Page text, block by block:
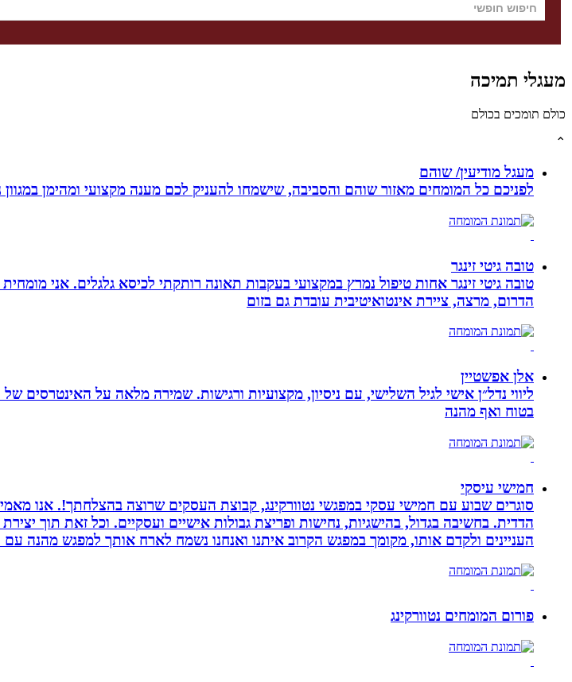
מעגלי תמיכה
כולם תומכים בכולם
⌃
מעגל מודיעין/ שוהם
לפניכם כל המומחים מאזור שוהם והסביבה, שישמחו להעניק לכם מענה מקצועי ומהימן במגוון
טובה גיטי זינגר
הדרום, מרצה, ציירת אינטואיטיבית עובדת גם בזום
אלן אפשטיין
ליווי נדל״ן אישי לגיל השלישי, עם ניסיון, מקצועיות ורגישות. שמירה מלאה על האינטרסים
בטוח ואף מהנה
חמישי עיסקי
סוגרים שבוע עם חמישי עסקי במפגשי נטוורקינג, קבוצת העסקים שרוצה בהצלחתך!. אנו
הדדית. בחשיבה בגדול, בהישגיות, נחישות ופריצת גבולות אישיים ועסקיים. וכל זאת תוך
העניינים ולקדם אותו, מקומך במפגש הקרוב איתנו ואנחנו נשמח לארח אותך למפגש מהנה
פורום המומחים נטוורקינג